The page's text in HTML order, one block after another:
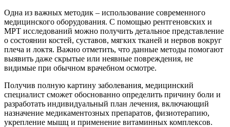
Одна из важных методик – использование современного
медицинского оборудования. С помощью рентгеновских и
МРТ исследований можно получить детальное представление
о состоянии костей, суставов, мягких тканей и нервов вокруг
плеча и локтя. Важно отметить, что данные методы помогают
выявить даже скрытые или неявные повреждения, не
видимые при обычном врачебном осмотре.
Получив полную картину заболевания, медицинский
специалист сможет обоснованно определить причину боли и
разработать индивидуальный план лечения, включающий
назначение медикаментозных препаратов, физиотерапию,
укрепление мышц и применение витаминных комплексов.